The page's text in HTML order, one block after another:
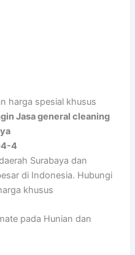
harga spesial khusus
Jasa general cleaning
4
Surabaya dan
di Indonesia. Hubungi
khusus
pada Hunian dan